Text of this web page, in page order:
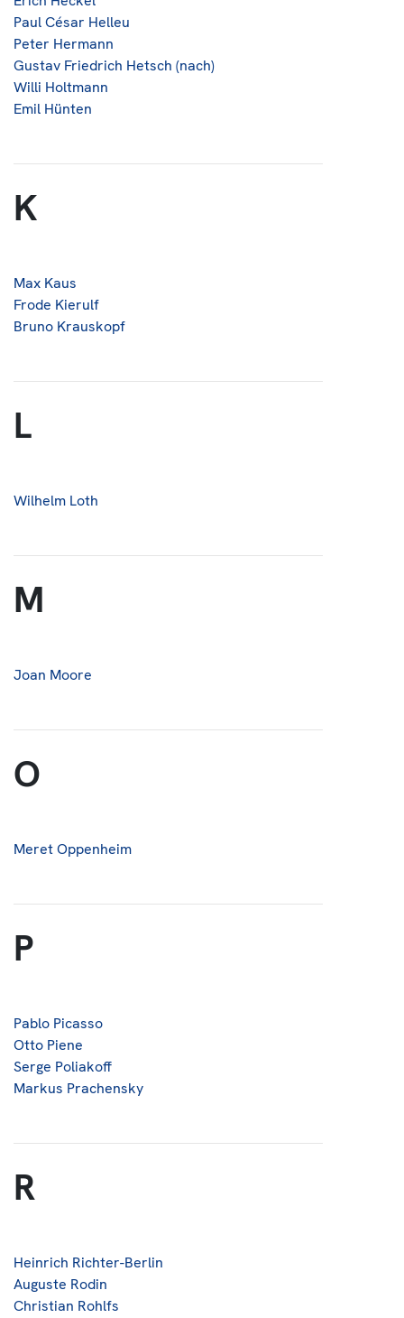
Paul César Helleu
Peter Hermann
Gustav Friedrich Hetsch (nach)
Willi Holtmann
Emil Hünten
K
Max Kaus
Frode Kierulf
Bruno Krauskopf
L
Wilhelm Loth
M
Joan Moore
O
Meret Oppenheim
P
Pablo Picasso
Otto Piene
Serge Poliakoff
Markus Prachensky
R
Heinrich Richter-Berlin
Auguste Rodin
Christian Rohlfs